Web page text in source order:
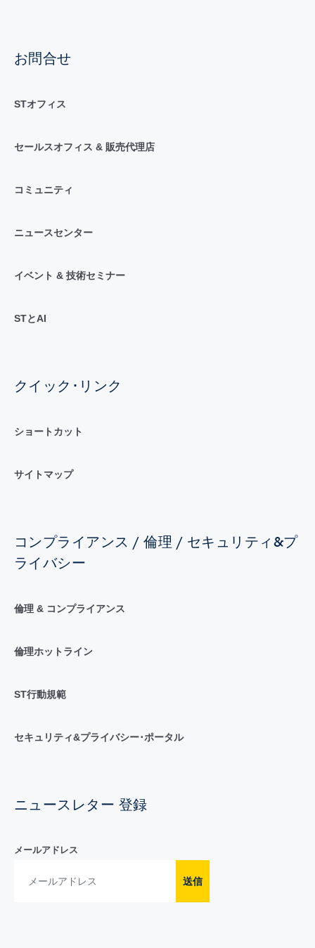
お問合せ
STオフィス
セールスオフィス & 販売代理店
コミュニティ
ニュースセンター
イベント & 技術セミナー
STとAI
クイック･リンク
ショートカット
サイトマップ
コンプライアンス / 倫理 / セキュリティ&プ
ライバシー
倫理 & コンプライアンス
倫理ホットライン
ST行動規範
セキュリティ&プライバシー･ポータル
ニュースレター 登録
メールアドレス
送信